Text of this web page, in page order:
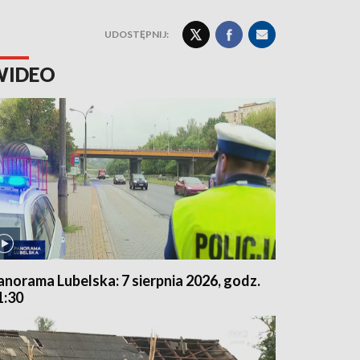
UDOSTĘPNIJ:
Lubelska: 7 sierpnia 2026, godz.